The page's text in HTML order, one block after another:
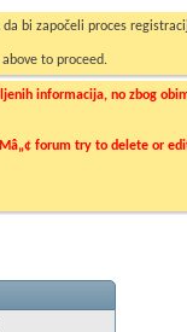
bi započeli proces
to proceed.
informacija, no zbog
forum try to delete or